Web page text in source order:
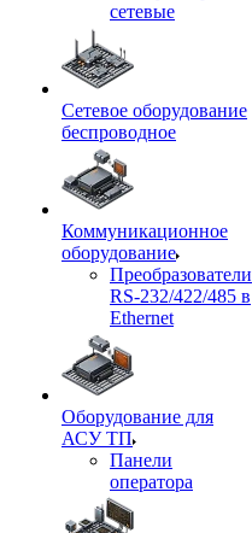
сетевые
Сетевое оборудование
беспроводное
Коммуникационное
оборудование
Преобразователи
RS-232/422/485 в
Ethernet
Оборудование для
АСУ ТП
Панели
оператора